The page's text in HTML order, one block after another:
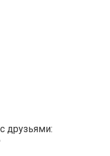
друзьями: